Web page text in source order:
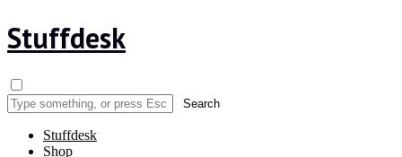
Stuffdesk
Stuffdesk
Shop